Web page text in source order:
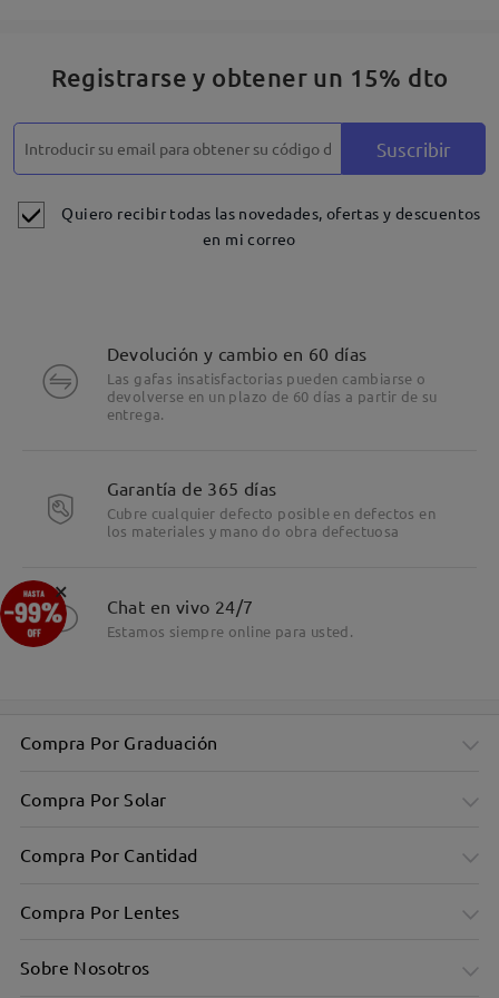
Detalles
Registrarse y obtener un 15% dto
Suscribir
Quiero recibir todas las novedades, ofertas y descuentos
en mi correo
Devolución y cambio en 60 días
Las gafas insatisfactorias pueden cambiarse o
devolverse en un plazo de 60 días a partir de su
entrega.
Garantía de 365 días
Cubre cualquier defecto posible en defectos en
los materiales y mano do obra defectuosa
Chat en vivo 24/7
Estamos siempre online para usted.
Compra Por Graduación
Compra Por Solar
Compra Por Cantidad
Compra Por Lentes
Sobre Nosotros
×